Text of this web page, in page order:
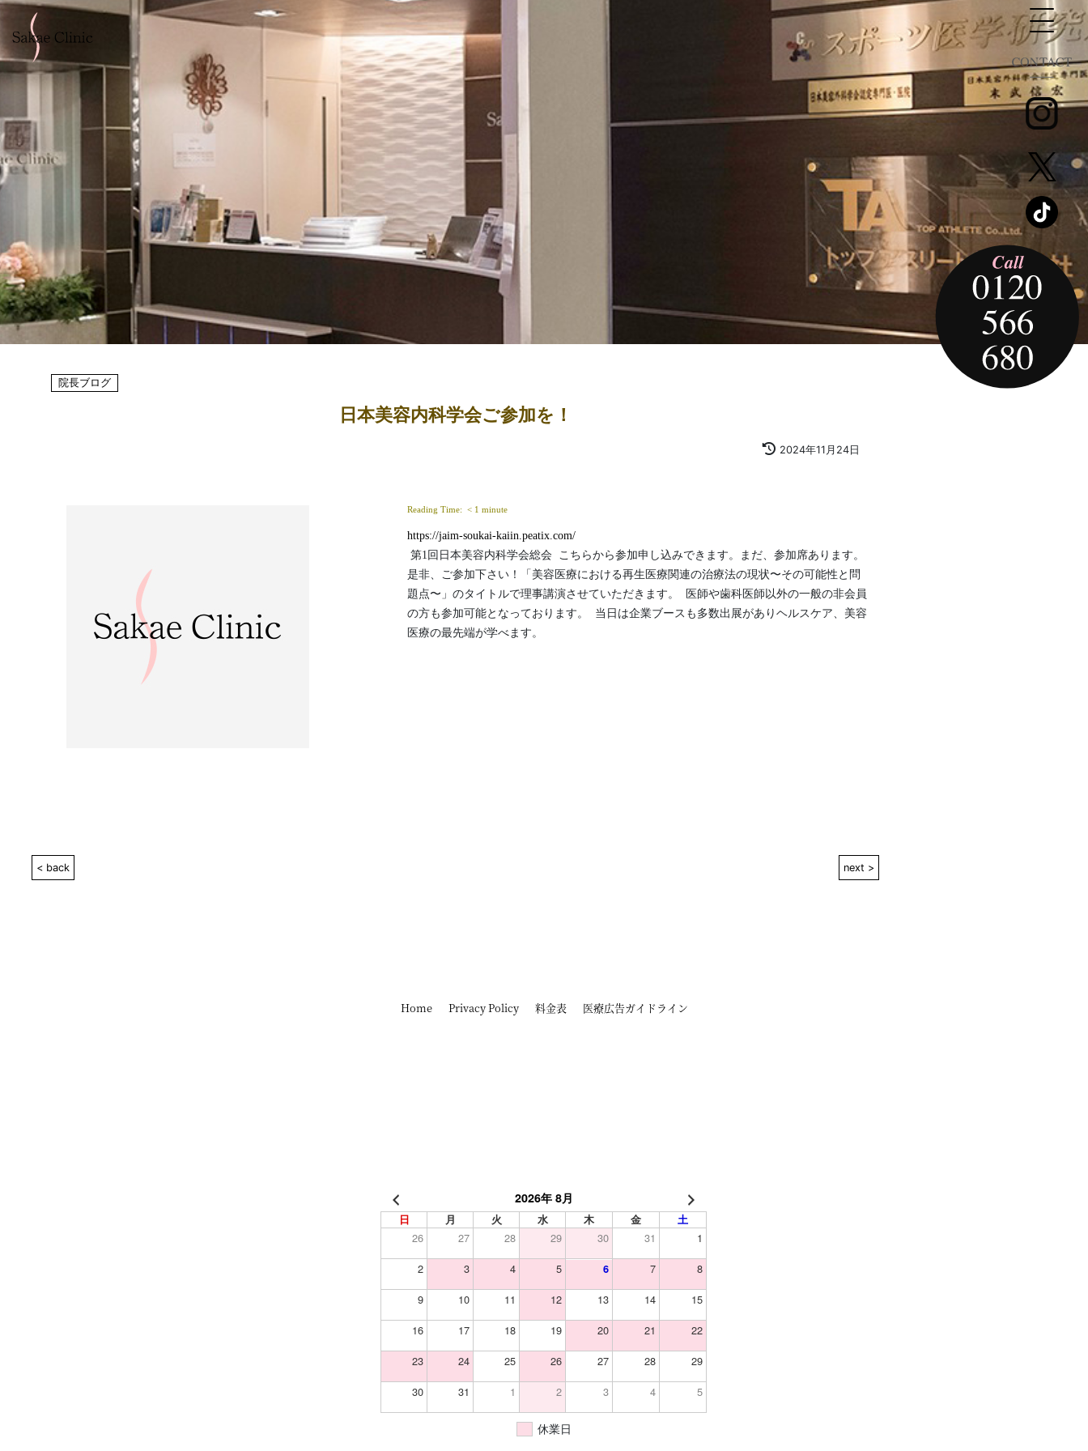
院長ブログ
日本美容内科学会ご参加を！
2024年11月24日
Reading Time: < 1 minute
https://jaim-soukai-kaiin.peatix.com/
是非、ご参加下さい！「美容医療における再生医療関連の治療法の現状〜その可能性と問
題点〜」のタイトルで理事講演させていただきます。  医師や歯科医師以外の一般の非会員
の方も参加可能となっております。  当日は企業ブースも多数出展がありヘルスケア、美容
医療の最先端が学べます。
< back next >
Home Privacy Policy 料金表 医療広告ガイドライン
2026年 8月
日 月 火 水 木 金 土
26 27 28 29 30 31
1
2
3 4 5 6 7
8
9
10 11 12 13 14
15
16
17 18 19 20 21
22
23
24 25 26 27 28
29
30
31 1 2 3 4 5
休業日